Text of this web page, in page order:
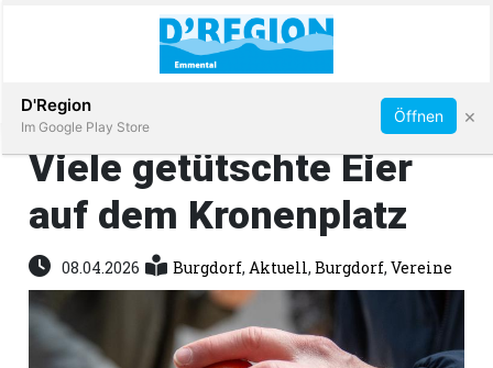
Immobilien
Veranstaltungen
Stellen
Abonnieren
Viele getütschte Eier
auf dem Kronenplatz
08.04.2026 Burgdorf,Aktuell,Burgdorf,Vereine
D'Region
Im Google Play Store
Öffnen ×